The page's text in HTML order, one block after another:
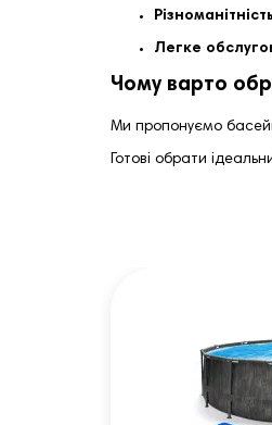
Легке
Чому варто
Ми пропонуємо
Готові обрати